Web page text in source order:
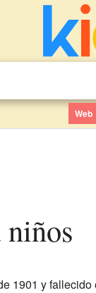
Web
niños
1901 y fallecido